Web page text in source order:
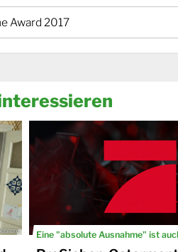
Award 2017
Eine "absolute Ausnahme" ist